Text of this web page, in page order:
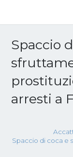
Spaccio
arresti a
Spaccio di coca e